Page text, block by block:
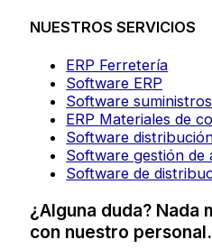
NUESTROS SERVICIOS
ERP Ferretería
Software ERP
Software
ERP Materiales de
Software
Software gestión de
Software de
¿Alguna duda? Nada
con nuestro personal.